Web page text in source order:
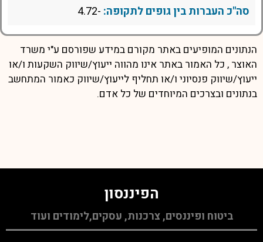
סה"כ העברות בין גופים לתקופה: -4.72
הנתונים המופיעים באתר מקורם במידע שפורסם ע"י משרד
האוצר , כל האמור באתר אינו מהווה ייעוץ/שיווק השקעות ו/או
ייעוץ/שיווק פנסיוני ו/או תחליף לייעוץ/שיווק כאמור המתחשב
בנתונים ובצרכים המיוחדים של כל אדם.
הפיננסון
ביטוח ופיננסים, צרכנות, עסקים,לימודים ועוד